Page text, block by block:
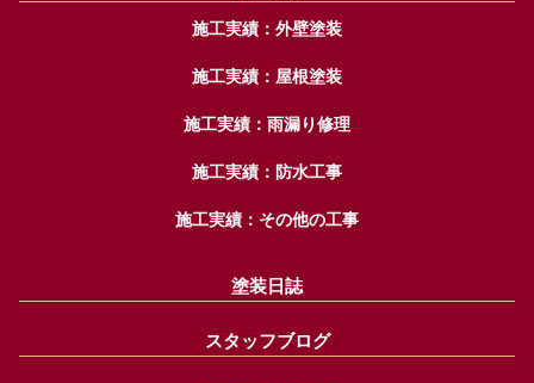
施工実績：外壁塗装
施工実績：屋根塗装
施工実績：雨漏り修理
施工実績：防水工事
施工実績：その他の工事
塗装日誌
スタッフブログ